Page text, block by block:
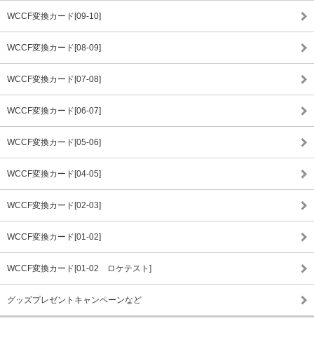
WCCF変換カード[09-10]
WCCF変換カード[08-09]
WCCF変換カード[07-08]
WCCF変換カード[06-07]
WCCF変換カード[05-06]
WCCF変換カード[04-05]
WCCF変換カード[02-03]
WCCF変換カード[01-02]
WCCF変換カード[01-02 ロケテスト]
グッズプレゼントキャンペーンなど